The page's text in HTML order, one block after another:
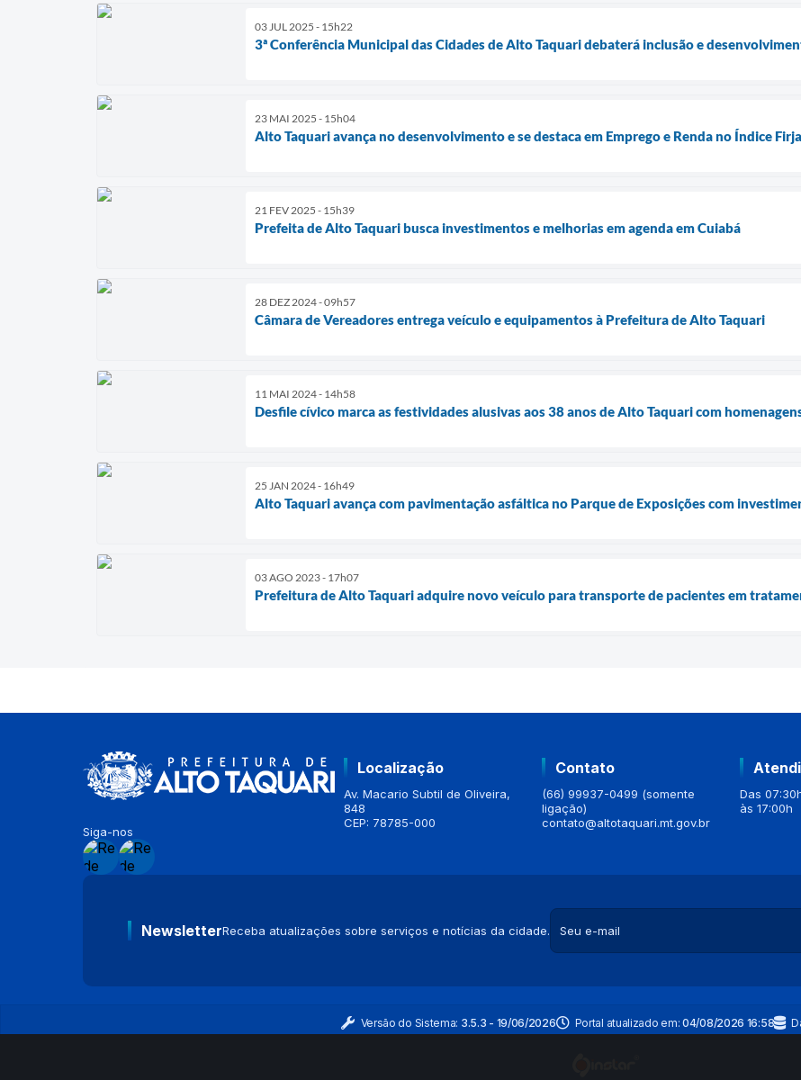
03 JUL 2025 - 15h22
3ª Conferência Municipal das Cidades de Alto Taquari debaterá inclusão e
23 MAI 2025 - 15h04
Alto Taquari avança no desenvolvimento e se destaca em Emprego e Renda no Índice
21 FEV 2025 - 15h39
Prefeita de Alto Taquari busca investimentos e melhorias em agenda em Cuiabá
28 DEZ 2024 - 09h57
Câmara de Vereadores entrega veículo e equipamentos à Prefeitura de Alto Taquari
11 MAI 2024 - 14h58
Desfile cívico marca as festividades alusivas aos 38 anos de Alto Taquari com
25 JAN 2024 - 16h49
Alto Taquari avança com pavimentação asfáltica no Parque de Exposições com
03 AGO 2023 - 17h07
Prefeitura de Alto Taquari adquire novo veículo para transporte de pacientes em
Siga-nos
Localização
Av. Macario Subtil de Oliveira,
848
CEP: 78785-000
Contato
(66) 99937-0499 (somente
ligação)
contato@altotaquari.mt.gov.br
Das
às 17:00h
NewsletterReceba atualizações sobre serviços e notícias da cidade.
Versão do Sistema: 3.5.3 - 19/06/2026 Portal atualizado em:04/08/2026 16:58